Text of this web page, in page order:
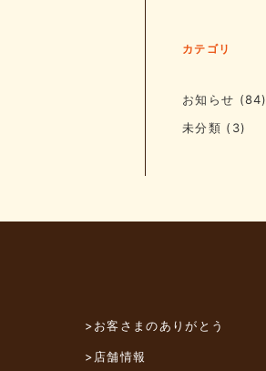
カテゴリ
お知らせ (84)
未分類 (3)
>お客さまのありがとう
>店舗情報